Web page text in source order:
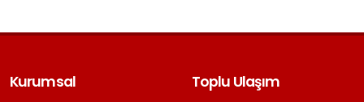
Kurumsal Toplu Ulaşım